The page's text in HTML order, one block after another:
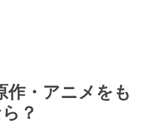
作・アニメをも
？